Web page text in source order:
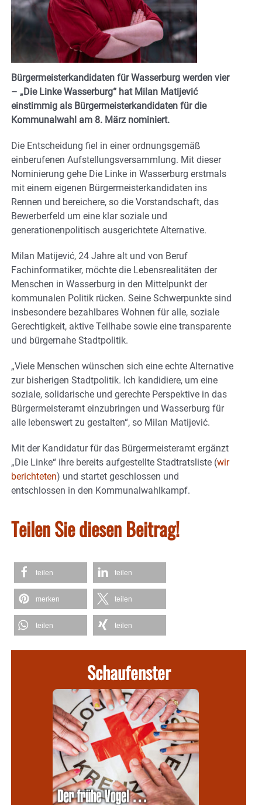
Bürgermeisterkandidaten für Wasserburg werden vier
– „Die Linke Wasserburg“ hat Milan Matijević
einstimmig als Bürgermeisterkandidaten für die
Kommunalwahl am 8. März nominiert.
Die Entscheidung fiel in einer ordnungsgemäß
einberufenen Aufstellungsversammlung. Mit dieser
Nominierung gehe Die Linke in Wasserburg erstmals
mit einem eigenen Bürgermeisterkandidaten ins
Rennen und bereichere, so die Vorstandschaft, das
Bewerberfeld um eine klar soziale und
generationenpolitisch ausgerichtete Alternative.
Milan Matijević, 24 Jahre alt und von Beruf
Fachinformatiker, möchte die Lebensrealitäten der
Menschen in Wasserburg in den Mittelpunkt der
kommunalen Politik rücken. Seine Schwerpunkte sind
insbesondere bezahlbares Wohnen für alle, soziale
Gerechtigkeit, aktive Teilhabe sowie eine transparente
und bürgernahe Stadtpolitik.
„Viele Menschen wünschen sich eine echte Alternative
zur bisherigen Stadtpolitik. Ich kandidiere, um eine
soziale, solidarische und gerechte Perspektive in das
Bürgermeisteramt einzubringen und Wasserburg für
alle lebenswert zu gestalten“, so Milan Matijević.
Mit der Kandidatur für das Bürgermeisteramt ergänzt
„Die Linke“ ihre bereits aufgestellte Stadtratsliste (wir
berichteten) und startet geschlossen und
entschlossen in den Kommunalwahlkampf.
Teilen Sie diesen Beitrag!
teilen teilen
merken teilen
teilen teilen
Schaufenster